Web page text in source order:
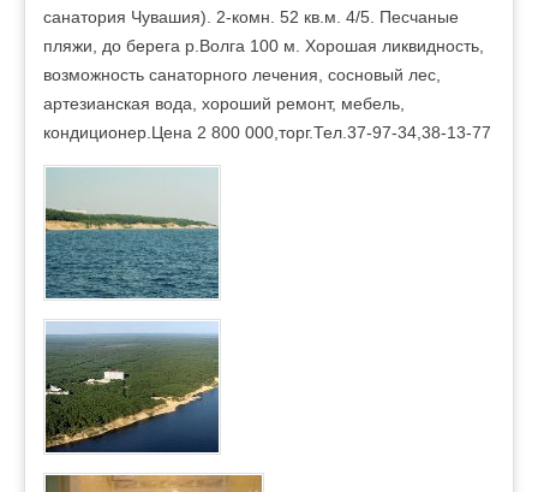
санатория Чувашия). 2-комн. 52 кв.м. 4/5. Песчаные
пляжи, до берега р.Волга 100 м. Хорошая ликвидность,
возможность санаторного лечения, сосновый лес,
артезианская вода, хороший ремонт, мебель,
кондиционер.Цена 2 800 000,торг.Тел.37-97-34,38-13-77